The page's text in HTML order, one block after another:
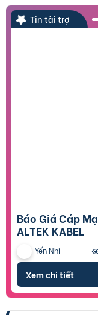
Tin tài trợ
Báo Giá Cáp Mạng Cat5e & Cat6 Chống Nhiễu
ALTEK KABEL
Yến Nhi
Xem chi tiết